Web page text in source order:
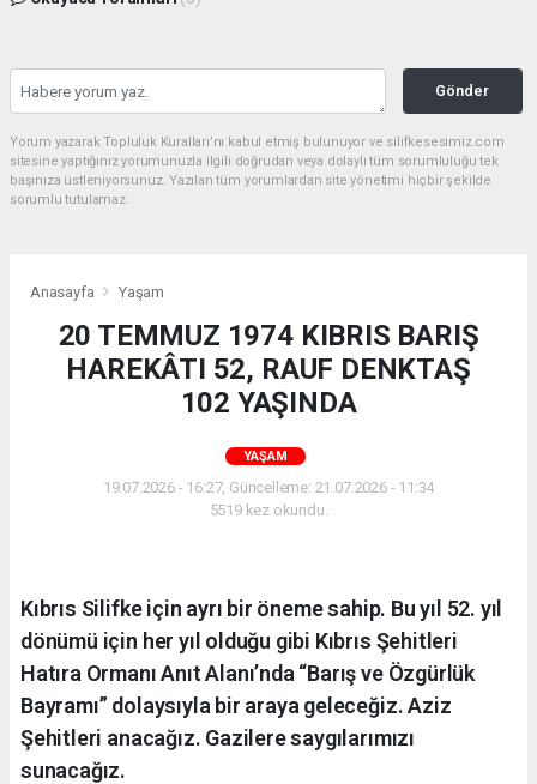
Gönder
Yorum yazarak Topluluk Kuralları’nı kabul etmiş bulunuyor ve silifkesesimiz.com
sitesine yaptığınız yorumunuzla ilgili doğrudan veya dolaylı tüm sorumluluğu tek
başınıza üstleniyorsunuz. Yazılan tüm yorumlardan site yönetimi hiçbir şekilde
sorumlu tutulamaz.
Anasayfa Yaşam
20 TEMMUZ 1974 KIBRIS BARIŞ
HAREKÂTI 52, RAUF DENKTAŞ
102 YAŞINDA
YAŞAM
19.07.2026 - 16:27, Güncelleme: 21.07.2026 - 11:34
5519 kez okundu.
Kıbrıs Silifke için ayrı bir öneme sahip. Bu yıl 52. yıl
dönümü için her yıl olduğu gibi Kıbrıs Şehitleri
Hatıra Ormanı Anıt Alanı’nda “Barış ve Özgürlük
Bayramı” dolaysıyla bir araya geleceğiz. Aziz
Şehitleri anacağız. Gazilere saygılarımızı
sunacağız.